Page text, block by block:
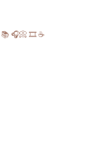
📚 🎧📀 🎞️ ☕️